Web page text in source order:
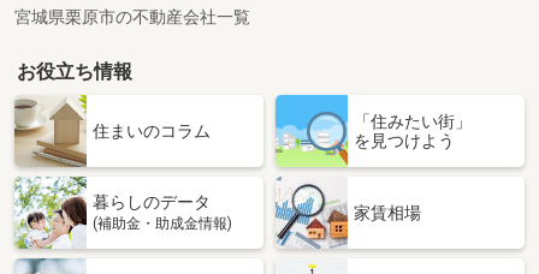
宮城県栗原市の不動産会社一覧
お役立ち情報
住まいのコラム
「住みたい街」
を見つけよう
暮らしのデータ
(補助金・助成金情報)
家賃相場